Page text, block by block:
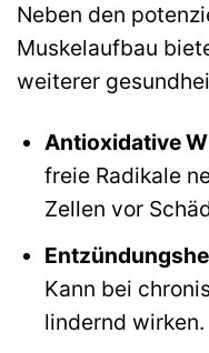
Neben den
Muskelaufbau
weiterer
Antioxidative
freie Radikale
Zellen vor
Kann bei
lindernd wirken.